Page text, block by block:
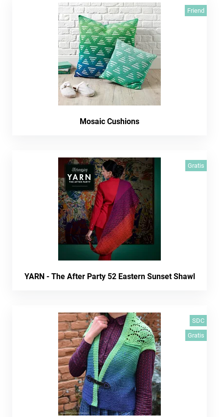
Friend
Mosaic Cushions
Gratis
YARN - The After Party 52 Eastern Sunset Shawl
SDC
Gratis